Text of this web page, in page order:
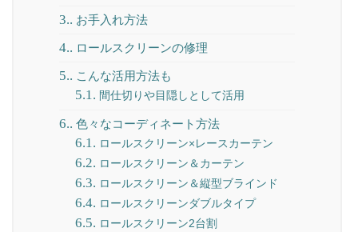
3. お手入れ方法
4. ロールスクリーンの修理
5. こんな活用方法も
5.1. 間仕切りや目隠しとして活用
6. 色々なコーディネート方法
6.1. ロールスクリーン×レースカーテン
6.2. ロールスクリーン＆カーテン
6.3. ロールスクリーン＆縦型ブラインド
6.4. ロールスクリーンダブルタイプ
6.5. ロールスクリーン2台割